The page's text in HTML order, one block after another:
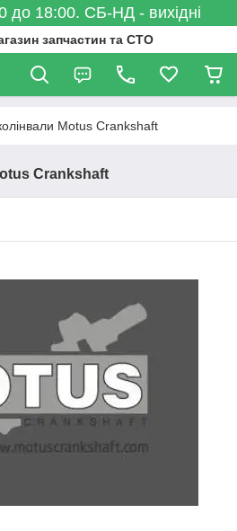
до 18:00. СБ-НД - вихідні
запчастин та СТО
Motus Crankshaft
Crankshaft